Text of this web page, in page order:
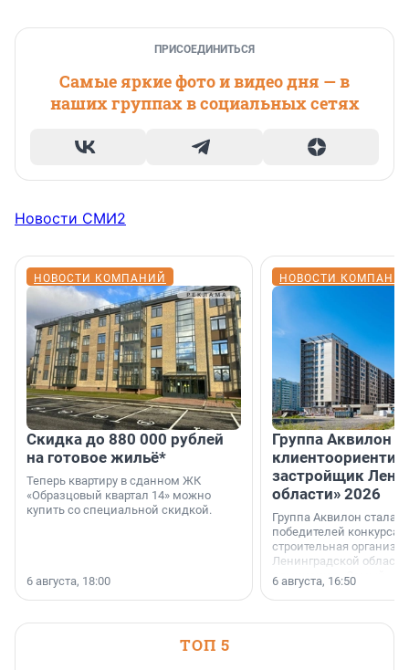
ПРИСОЕДИНИТЬСЯ
Самые яркие фото и видео дня — в
наших группах в социальных сетях
Новости СМИ2
НОВОСТИ КОМПАНИЙ
Скидка до 880 000 рублей
на готовое жильё*
Теперь квартиру в сданном ЖК
«Образцовый квартал 14» можно
купить со специальной скидкой.
6 августа, 18:00
НОВОСТИ
Группа Аквилон
застройщик
области» 2026
Группа Аквилон стала
победителей конкурса
строительная
Ленинградской области
номинации «Самый
застройщик
области».
6 августа, 16:50
ТОП 5